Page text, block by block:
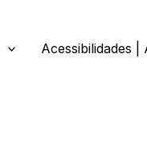
Acessibilidades |